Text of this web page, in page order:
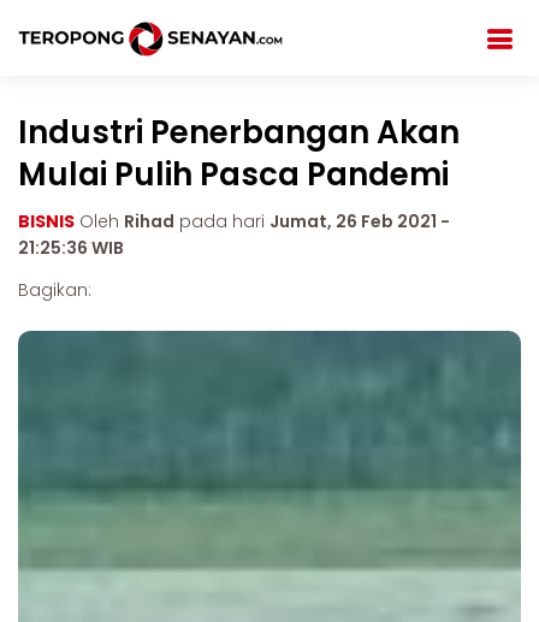
Industri Penerbangan Akan
Mulai Pulih Pasca Pandemi
BISNIS Oleh Rihad pada hari Jumat, 26 Feb 2021 -
21:25:36 WIB
Bagikan: